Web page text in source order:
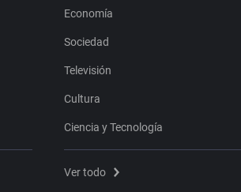
Economía
Sociedad
Televisión
Cultura
Ciencia y Tecnología
Ver todo